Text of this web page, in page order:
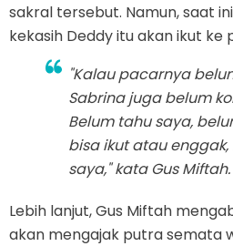
sakral tersebut. Namun, saat
kekasih Deddy itu akan ikut ke
"Kalau pacarnya
Sabrina juga belum
Belum tahu saya,
bisa ikut atau
saya," kata Gus Miftah.
Lebih lanjut, Gus Miftah
akan mengajak putra semata